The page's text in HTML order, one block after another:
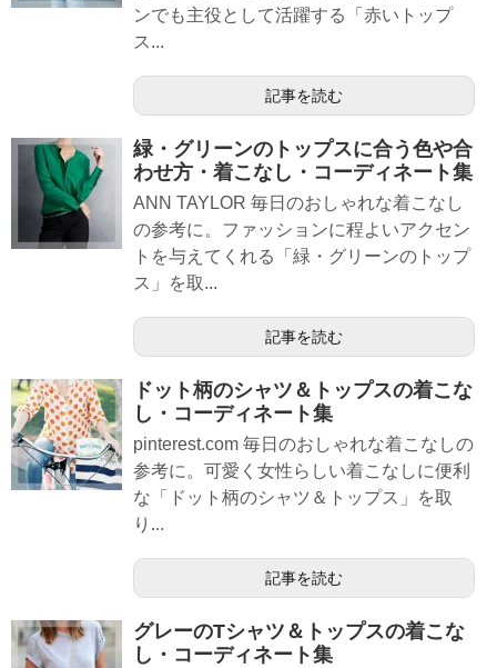
ンでも主役として活躍する「赤いトップ
ス...
記事を読む
緑・グリーンのトップスに合う色や合
わせ方・着こなし・コーディネート集
ANN TAYLOR 毎日のおしゃれな着こなし
の参考に。ファッションに程よいアクセン
トを与えてくれる「緑・グリーンのトップ
ス」を取...
記事を読む
ドット柄のシャツ＆トップスの着こな
し・コーディネート集
pinterest.com 毎日のおしゃれな着こなしの
参考に。可愛く女性らしい着こなしに便利
な「ドット柄のシャツ＆トップス」を取
り...
記事を読む
グレーのTシャツ＆トップスの着こな
し・コーディネート集